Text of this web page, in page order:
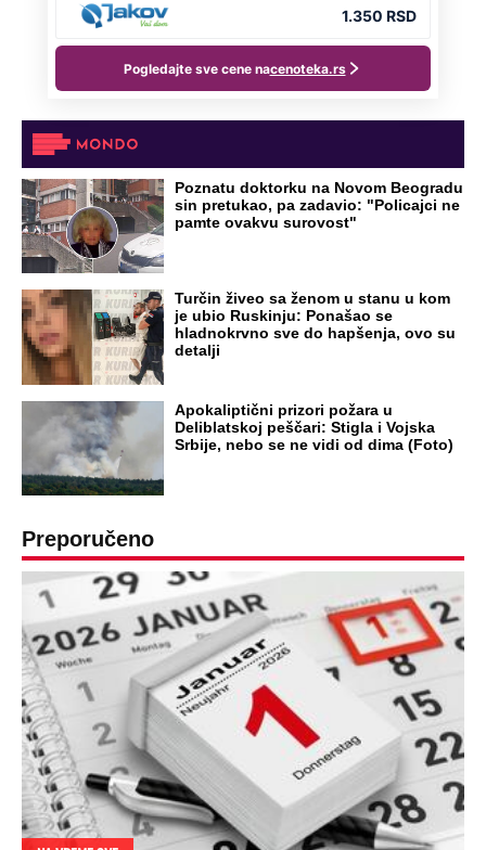
Ovo su neradni dani početkom 2026.
godine: Organizujte sebi mini odmor od
čak četiri slobodna dana
OD NAVODNOG HEROJA DO BRUTALNOG UBICE
GENERAL IVAN STRELJAO SRBE, A
HRVATI GA SLAVILI KAO HEROJA KNINA:
UBIJAO!